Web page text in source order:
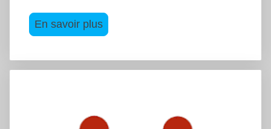
En savoir plus